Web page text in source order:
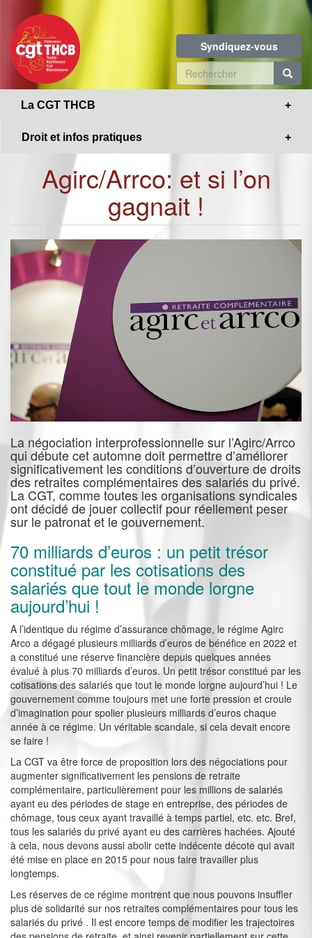
contenu
principal
Syndiquez-vous
Formulaire
de
La CGT THCB
Droit et infos pratiques
Agirc/Arrco: et si l’on
gagnait !
La négociation interprofessionnelle sur l’Agirc/Arrco
qui débute cet automne doit permettre d’améliorer
significativement les conditions d’ouverture de droits
des retraites complémentaires des salariés du privé.
La CGT, comme toutes les organisations syndicales
ont décidé de jouer collectif pour réellement peser
sur le patronat et le gouvernement.
70 milliards d’euros : un petit trésor
constitué par les cotisations des
salariés que tout le monde lorgne
aujourd’hui !
A l’identique du régime d’assurance chômage, le régime Agirc
Arco a dégagé plusieurs milliards d’euros de bénéfice en 2022 et
a constitué une réserve financière depuis quelques années
évalué à plus 70 milliards d’euros. Un petit trésor constitué par les
cotisations des salariés que tout le monde lorgne aujourd’hui ! Le
gouvernement comme toujours met une forte pression et croule
d’imagination pour spolier plusieurs milliards d’euros chaque
année à ce régime. Un véritable scandale, si cela devait encore
se faire !
La CGT va être force de proposition lors des négociations pour
augmenter significativement les pensions de retraite
complémentaire, particulièrement pour les millions de salariés
ayant eu des périodes de stage en entreprise, des périodes de
chômage, tous ceux ayant travaillé à temps partiel, etc. etc. Bref,
tous les salariés du privé ayant eu des carrières hachées. Ajouté
à cela, nous devons aussi abolir cette indécente décote qui avait
été mise en place en 2015 pour nous faire travailler plus
longtemps.
Les réserves de ce régime montrent que nous pouvons insuffler
plus de solidarité sur nos retraites complémentaires pour tous les
salariés du privé . Il est encore temps de modifier les trajectoires